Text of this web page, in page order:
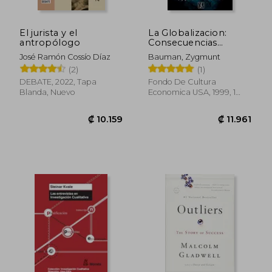
El jurista y el
antropólogo
José Ramón Cossío Díaz
(2)
DEBATE, 2022, Tapa
Blanda, Nuevo
La Globalizacion:
Consecuencias
Humanas
Bauman, Zygmunt
(1)
Fondo De Cultura
Economica USA, 1999, 1